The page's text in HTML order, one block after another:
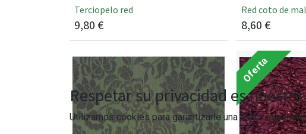
Terciopelo red
9,80 €
Red coto de
8,60 €
Oferta
Respetar su privacidad es
Utilizamos cookies para garantizarle una mejor